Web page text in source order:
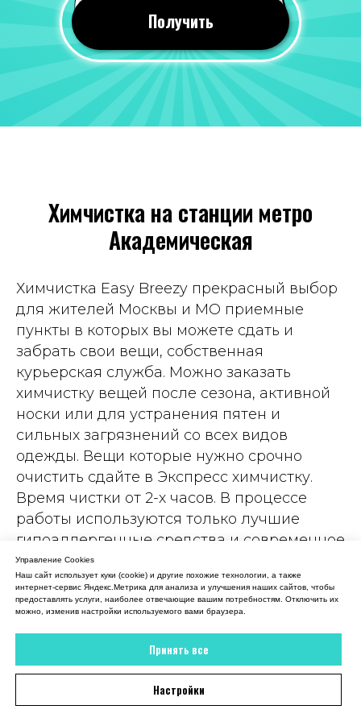
24 июля 2026
Все понравилось, оперативно почистили
вещи. Качество мне понравилось, со всеми
пятнами справились!
Отзыв 2GIS
Всегда приветливый персонал, часто к
ним хожу, вещи чистят хорошо. Цены
вполне демократичные. Рекомендую
Татьяна Демина
Вежливый администратор, все рассказала,
объяснила. В итоге платье мое снова как
Отзыв 2GIS
Получить
Химчистка на станции метро
Академическая
Химчистка Easy Breezy прекрасный выбор
для жителей Москвы и МО приемные
пункты в которых вы можете сдать и
забрать свои вещи, собственная
курьерская служба. Можно заказать
химчистку вещей после сезона, активной
носки или для устранения пятен и
сильных загрязнений со всех видов
одежды. Вещи которые нужно срочно
очистить сдайте в Экспресс химчистку.
Время чистки от 2-х часов. В процессе
работы используются только лучшие
гипоаллергенные средства и современное
оборудование для быстрой борьбы с
загрязнениями. Такой подход позволяет
очистить даже деликатные ткани, не
загрязняет окружающую среду.
Управление Cookies
Наш сайт использует куки (cookie) и другие похожие технологии, а также
интернет-сервис Яндекс.Метрика для анализа и улучшения наших сайтов, чтобы
предоставлять услуги, наиболее отвечающие вашим потребностям. Отключить их
можно, изменив настройки используемого вами браузера.
Принять все
Настройки